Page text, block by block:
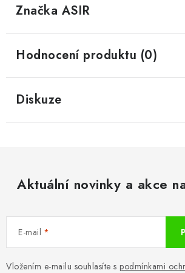
Značka ASIR
Hodnocení produktu (0)
Diskuze
Aktuální novinky a akce
E-mail
Vložením e-mailu souhlasíte s podmínkami